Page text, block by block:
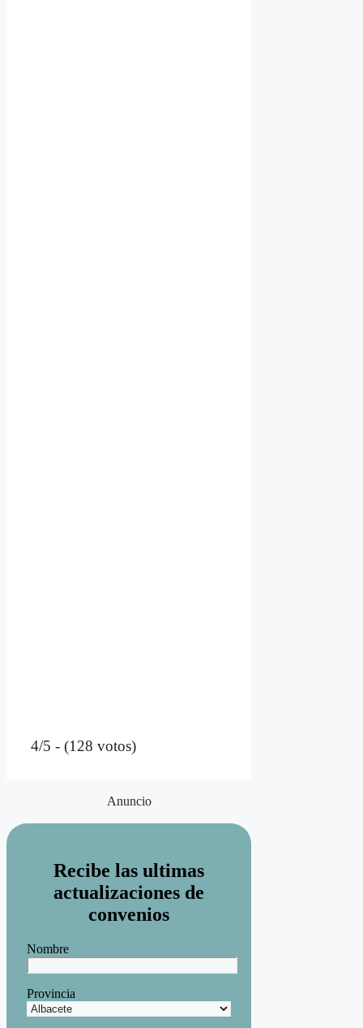
4/5 - (128 votos)
Anuncio
Recibe las ultimas
actualizaciones de
convenios
Nombre
Provincia